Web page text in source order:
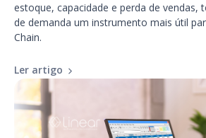
estoque, capacidade e perda de vendas,
de demanda um instrumento mais útil
Chain.
Ler artigo